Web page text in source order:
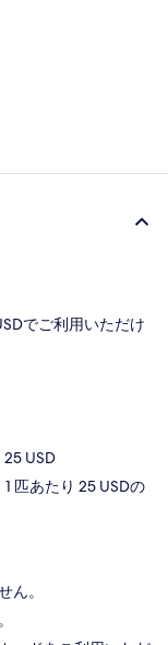
でご利用いただけ
USD
匹あたり 25 USDの
ん。